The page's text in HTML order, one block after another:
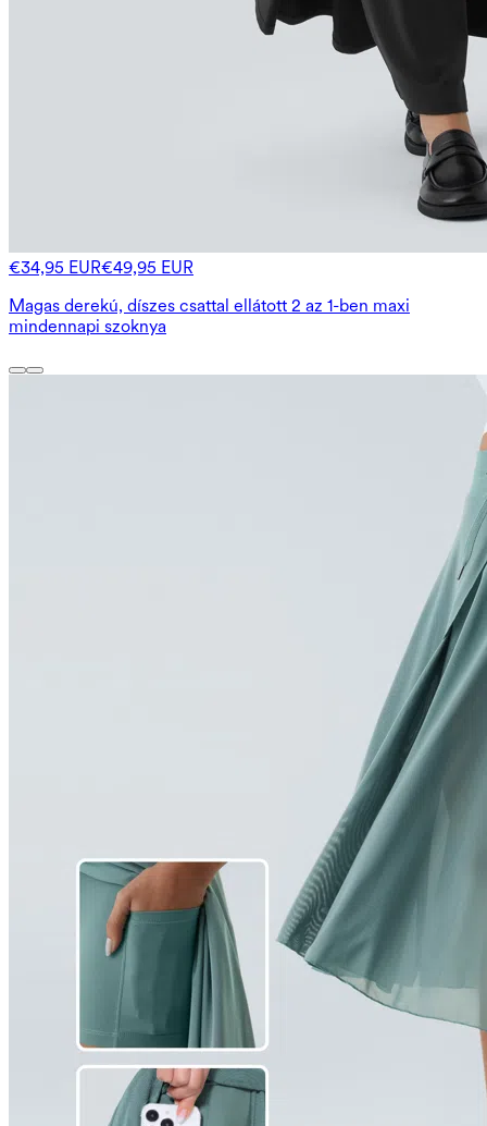
€34,95 EUR€49,95 EUR
Magas derekú, díszes csattal ellátott 2 az 1-ben maxi
mindennapi szoknya